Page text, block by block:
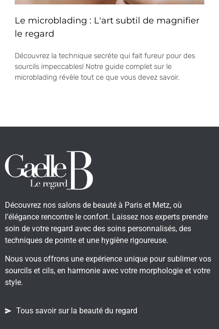
Le microblading : L'art subtil de magnifier
le regard
Découvrez la technique secrète qui fait fureur pour des
sourcils impeccables! Notre guide complet sur le
microblading révèle tout ce que vous devez savoir.
Découvrez nos salons de beauté à Paris et Metz, où
l’élégance rencontre le confort. Laissez nos experts prendre
soin de votre regard avec des soins personnalisés, des
techniques de pointe et une hygiène rigoureuse.
Nous vous offrons une expérience unique pour sublimer vos
sourcils et cils, en harmonie avec votre morphologie et votre
style.
Tous savoir sur la beauté du regard